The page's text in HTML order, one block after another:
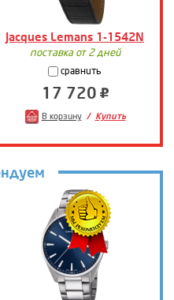
Jacques Lemans 1-1542N
поставка от 2 дней
сравнить
17 720
В корзину Купить